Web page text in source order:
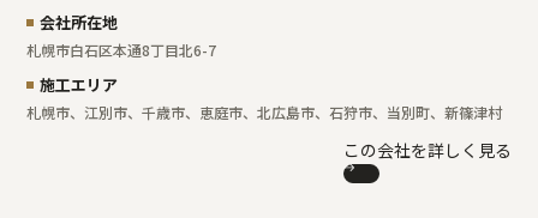
会社所在地
札幌市白石区本通8丁目北6-7
施工エリア
札幌市、江別市、千歳市、恵庭市、北広島市、石狩市、当別町、新篠津村
この会社を詳しく見る